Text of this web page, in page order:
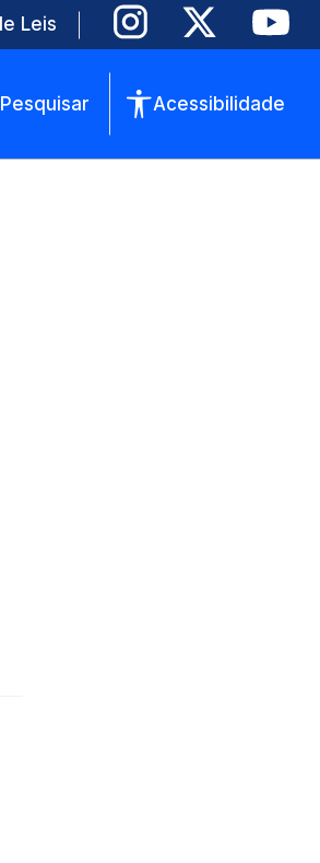
Leis
Pesquisar Acessibilidade